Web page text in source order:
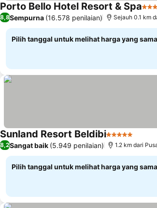
Porto Bello Hotel Resort & Spa5
8,8Sempurna (16.578 penilaian) Sejauh 0.1 km
Pilih tanggal untuk melihat harga yang sama
Sunland Resort Beldibi5 Bintang
8,2Sangat baik (5.949 penilaian) 1.2 km dari
Pilih tanggal untuk melihat harga yang sama